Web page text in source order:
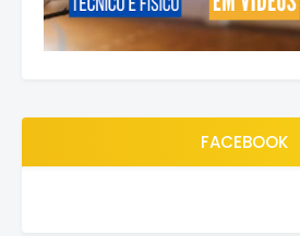
FACEBOOK